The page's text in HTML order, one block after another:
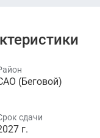
(Беговой)
сдачи
г.